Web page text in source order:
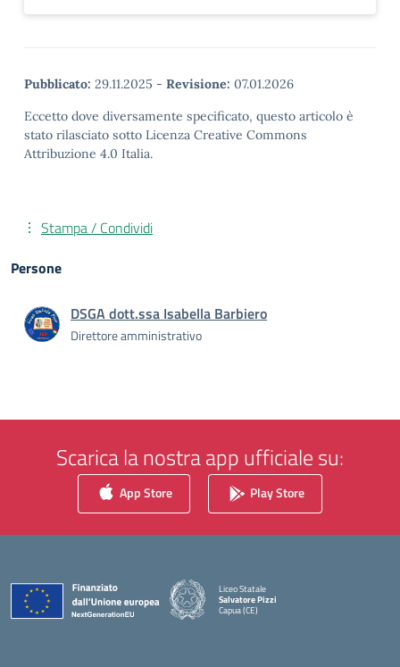
Pubblicato: 29.11.2025 - Revisione: 07.01.2026
Eccetto dove diversamente specificato, questo articolo è
stato rilasciato sotto Licenza Creative Commons
Attribuzione 4.0 Italia.
Stampa / Condividi
Persone
DSGA dott.ssa Isabella Barbiero
Direttore amministrativo
Scarica la nostra app ufficiale su:
App Store Play Store
Liceo Statale
Salvatore Pizzi
Capua (CE)
— Visita la pagina iniziale della scuola